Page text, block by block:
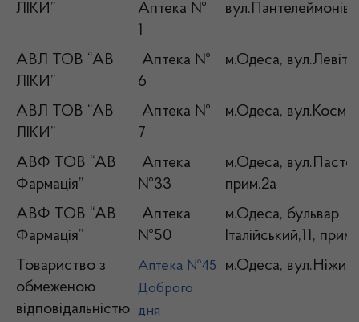
ЛІКИ”
Аптека №
1
АВЛ ТОВ “АВ
ЛІКИ”
Аптека №
6
м.Одеса,
АВЛ ТОВ “АВ
ЛІКИ”
Аптека №
7
м.Одеса,
АВФ ТОВ “АВ
Фармація”
Аптека
№33
м.Одеса,
прим.2а
АВФ ТОВ “АВ
Фармація”
Аптека
№50
м.Одеса, бульвар
Італійський,11,
Товариство з
обмеженою
відповідальністю
Аптека №45
Доброго
дня
м.Одеса,